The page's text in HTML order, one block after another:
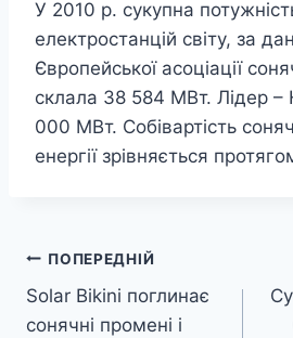
У 2010 р. сукупна
електростанцій світу, за
Європейської асоціації
склала 38 584 МВт. Лідер –
000 МВт. Собівартість
енергії зрівняється
Навігація
записів
ПОПЕРЕДНІЙ
Solar Bikini поглинає
сонячні промені і